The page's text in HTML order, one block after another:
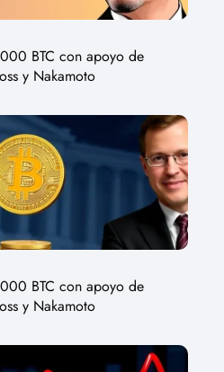
BTC con apoyo de
y Nakamoto
BTC con apoyo de
y Nakamoto